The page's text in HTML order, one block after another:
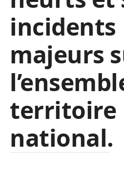
incidents
majeurs
territoire
national.